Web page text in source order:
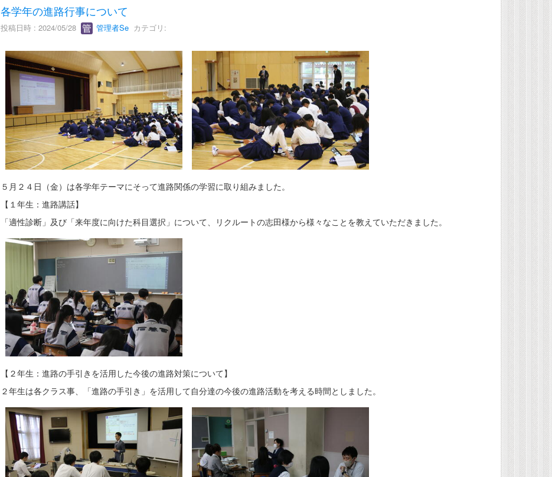
各学年の進路行事について
投稿日時 : 2024/05/28 管理者Seカテゴリ:
５月２４日（金）は各学年テーマにそって進路関係の学習に取り組みました。
【１年生：進路講話】
「適性診断」及び「来年度に向けた科目選択」について、リクルートの志田様から様々なことを教えていただきました。
【２年生：進路の手引きを活用した今後の進路対策について】
２年生は各クラス事、「進路の手引き」を活用して自分達の今後の進路活動を考える時間としました。